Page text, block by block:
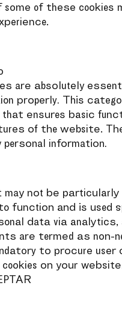
some of these cookies
are absolutely
properly. This
that ensures basic
of the website.
information.
may not be particularly
function and is used
data via analytics,
are termed as non-
to procure user
on your